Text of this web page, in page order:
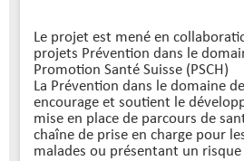
Le projet est mené en
projets Prévention dans le
Promotion Santé Suisse (PSCH)
La Prévention dans le domaine
encourage et soutient le
mise en place de parcours de
chaîne de prise en charge pour
malades ou présentant un risque